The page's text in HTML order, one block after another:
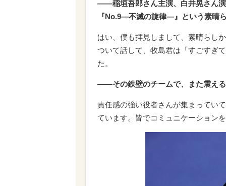
――稲垣吾郎さん主演、白井晃さん
『No.9―不滅の旋律―』という素晴
はい、僕も拝見しまして、素晴らし
ついて話して、牧島君は「すごすぎ
た。
――その鉄壁のチームで、また震え
責任感の強い役者さんが集まってい
ています。皆でコミュニケーション